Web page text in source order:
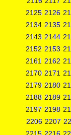
2125 2126
2134 2135
2143 2144
2152 2153
2161 2162
2170 2171
2179 2180
2188 2189
2197 2198
2206 2207